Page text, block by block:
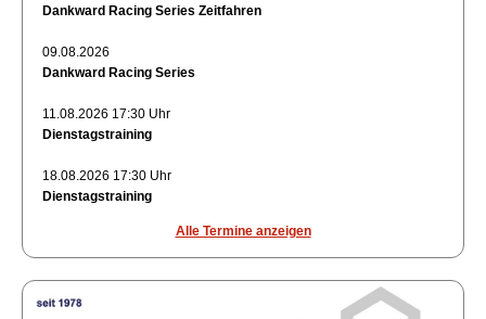
Dankward Racing Series Zeitfahren
09.08.2026
Dankward Racing Series
11.08.2026 17:30 Uhr
Dienstagstraining
18.08.2026 17:30 Uhr
Dienstagstraining
Alle Termine anzeigen